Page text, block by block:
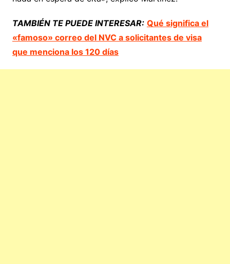
TAMBIÉN TE PUEDE INTERESAR: Qué significa el
«famoso» correo del NVC a solicitantes de visa
que menciona los 120 días